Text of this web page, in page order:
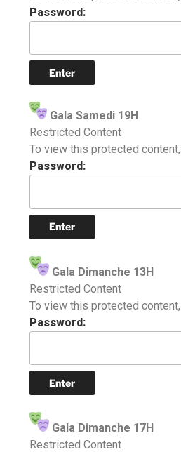
Password:
Gala Samedi 19H
Restricted Content
To view this protected
Password:
Gala Dimanche 13H
Restricted Content
To view this protected
Password:
Gala Dimanche 17H
Restricted Content